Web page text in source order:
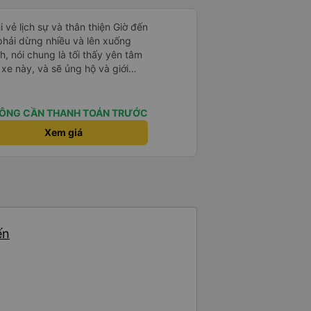
vẻ lịch sự và thân thiện Giờ đến
dừng nhiều và lên xuống
nói chung là tối thấy yên tâm
này, và sẽ ủng hộ và giới
vụ của nhà xe này
CẦN THANH TOÁN TRƯỚC
Xem giá